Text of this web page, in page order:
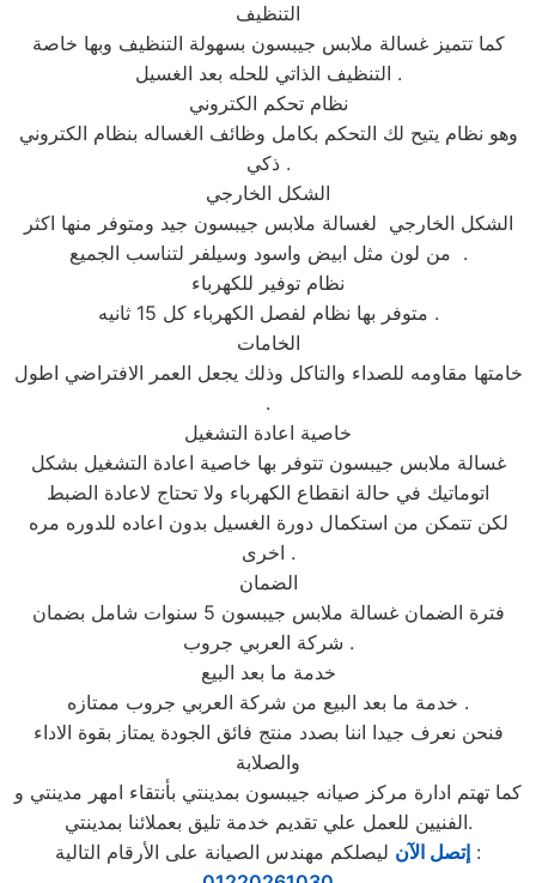
التنظيف
كما تتميز غسالة ملابس جيبسون بسهولة التنظيف وبها خاصة
التنظيف الذاتي للحله بعد الغسيل .
نظام تحكم الكتروني
وهو نظام يتيح لك التحكم بكامل وظائف الغساله بنظام الكتروني
ذكي .
الشكل الخارجي
الشكل الخارجي لغسالة ملابس جيبسون جيد ومتوفر منها اكثر
من لون مثل ابيض واسود وسيلفر لتناسب الجميع .
نظام توفير للكهرباء
متوفر بها نظام لفصل الكهرباء كل 15 ثانيه .
الخامات
خامتها مقاومه للصداء والتاكل وذلك يجعل العمر الافتراضي اطول
.
خاصية اعادة التشغيل
غسالة ملابس جيبسون تتوفر بها خاصية اعادة التشغيل بشكل
اتوماتيك في حالة انقطاع الكهرباء ولا تحتاج لاعادة الضبط
لكن تتمكن من استكمال دورة الغسيل بدون اعاده للدوره مره
اخرى .
الضمان
فترة الضمان غسالة ملابس جيبسون 5 سنوات شامل بضمان
شركة العربي جروب .
خدمة ما بعد البيع
خدمة ما بعد البيع من شركة العربي جروب ممتازه .
فنحن نعرف جيدا اننا بصدد منتج فائق الجودة يمتاز بقوة الاداء
والصلابة
كما تهتم ادارة مركز صيانه جيبسون بمدينتي بأنتقاء امهر مدينتي و
الفنيين للعمل علي تقديم خدمة تليق بعملائنا بمدينتي.
إتصل الآن ليصلكم مهندس الصيانة على الأرقام التالية :